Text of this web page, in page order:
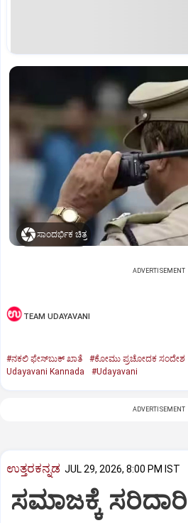
ಸಾಂದರ್ಭಿಕ ಚಿತ್ರ
ADVERTISEMENT
TEAM UDAYAVANI
#ನಕಲಿ ಫೇಸ್‌ಬುಕ್ ಖಾತೆ #ಕೋಮು ಪ್ರಚೋದಕ ಸಂದೇಶ
Udayavani Kannada
#Udayavani
ADVERTISEMENT
ಉತ್ತರಕನ್ನಡ JUL 29, 2026, 8:00 PM IST
ಸಮಾಜಕ್ಕೆ ಸರಿದಾರಿ